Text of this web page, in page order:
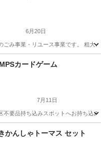
6月20日
ごみ事業・リユース事業です。 粗
カードゲーム
7月11日
品持ち込みスポットへお持ち込みし
ット
乗用 きかんしゃトーマス セット